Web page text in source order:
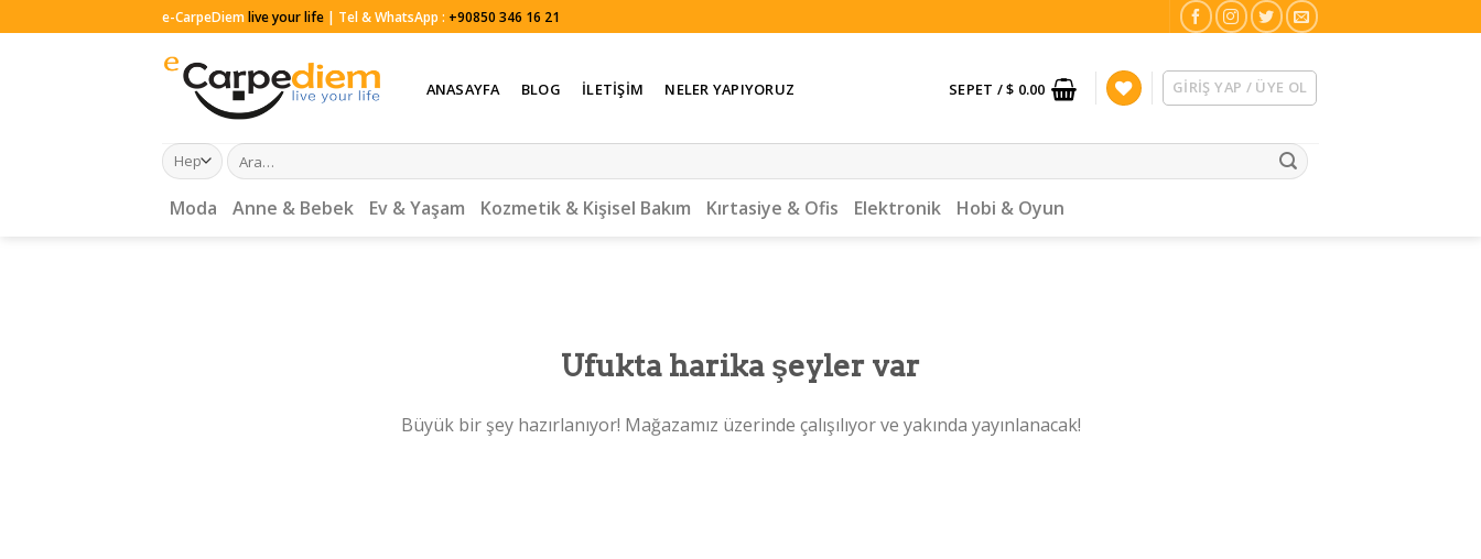
to
e-CarpeDiemlive your life | Tel & WhatsApp : +90850 346 16 21
ANASAYFA BLOG İLETIŞIM NELER YAPIYORUZ SEPET /$ 0.00 GIRIŞ YAP / ÜYE OL
Ara:
Moda Anne & Bebek Ev & Yaşam Kozmetik & Kişisel Bakım Kırtasiye & Ofis Elektronik Hobi & Oyun
Ufukta harika şeyler var
Büyük bir şey hazırlanıyor! Mağazamız üzerinde çalışılıyor ve yakında yayınlanacak!